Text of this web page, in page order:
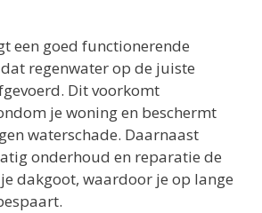
een goed functionerende
regenwater op de juiste
Dit voorkomt
je woning en beschermt
waterschade. Daarnaast
onderhoud en reparatie de
dakgoot, waardoor je op lange